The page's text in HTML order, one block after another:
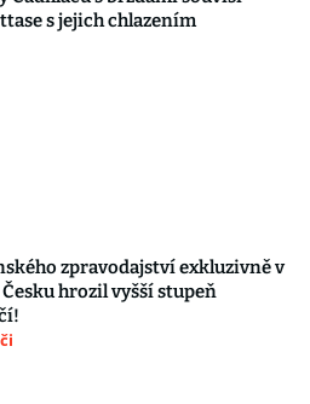
s jejich chlazením
zpravodajství exkluzivně v
hrozil vyšší stupeň